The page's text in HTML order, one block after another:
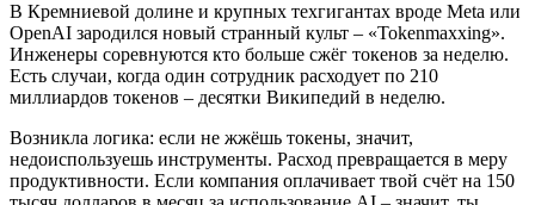
В Кремниевой долине и крупных техгигантах вроде Meta или
OpenAI зародился новый странный культ – «Tokenmaxxing».
Инженеры соревнуются кто больше сжёг токенов за неделю.
Есть случаи, когда один сотрудник расходует по 210
миллиардов токенов – десятки Википедий в неделю.
Возникла логика: если не жжёшь токены, значит,
недоиспользуешь инструменты. Расход превращается в меру
продуктивности. Если компания оплачивает твой счёт на 150